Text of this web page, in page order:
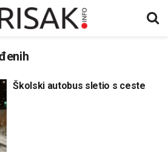
Školski autobus sletio s ceste